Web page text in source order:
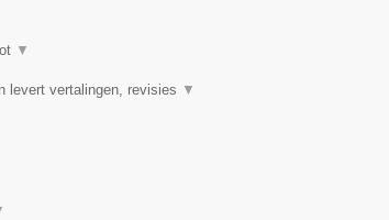
▼
levert vertalingen, revisies ▼